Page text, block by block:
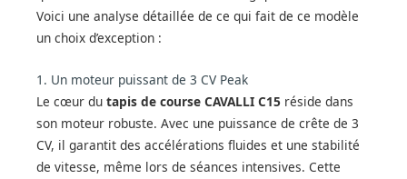
Voici une analyse détaillée de ce qui fait de ce modèle
un choix d’exception :
1. Un moteur puissant de 3 CV Peak
Le cœur du tapis de course CAVALLI C15 réside dans
son moteur robuste. Avec une puissance de crête de 3
CV, il garantit des accélérations fluides et une stabilité
de vitesse, même lors de séances intensives. Cette